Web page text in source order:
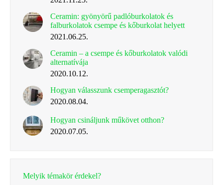
Ceramin: gyönyörű padlóburkolatok és
falburkolatok csempe és kőburkolat helyett
2021.06.25.
Ceramin – a csempe és kőburkolatok valódi
alternatívája
2020.10.12.
Hogyan válasszunk csemperagasztót?
2020.08.04.
Hogyan csináljunk műkövet otthon?
2020.07.05.
Melyik témakör érdekel?